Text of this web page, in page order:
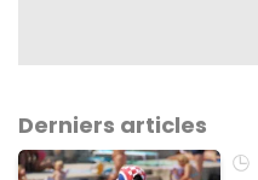
Derniers articles